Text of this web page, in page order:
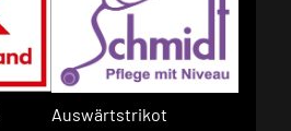
Auswärtstrikot